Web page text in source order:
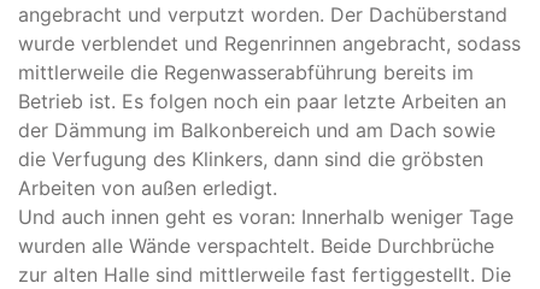
angebracht und verputzt worden. Der Dachüberstand
wurde verblendet und Regenrinnen angebracht, sodass
mittlerweile die Regenwasserabführung bereits im
Betrieb ist. Es folgen noch ein paar letzte Arbeiten an
der Dämmung im Balkonbereich und am Dach sowie
die Verfugung des Klinkers, dann sind die gröbsten
Arbeiten von außen erledigt.
Und auch innen geht es voran: Innerhalb weniger Tage
wurden alle Wände verspachtelt. Beide Durchbrüche
zur alten Halle sind mittlerweile fast fertiggestellt. Die